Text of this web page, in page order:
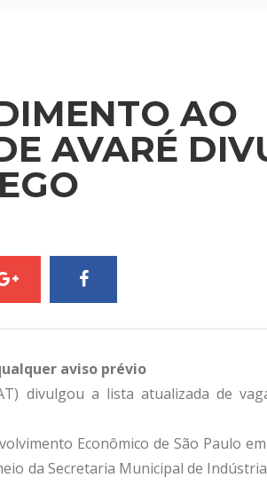
AO
AVARÉ
aviso prévio
divulgou a lista atualizada de
Econômico de São Paulo
da Secretaria Municipal de